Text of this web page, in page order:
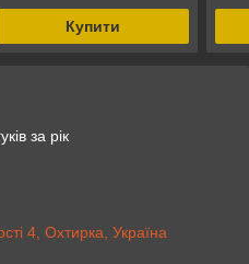
Купити
за рік
4, Охтирка, Україна